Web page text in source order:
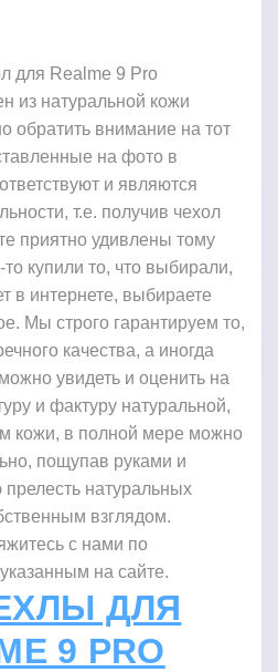
для Realme 9 Pro
из натуральной кожи
обратить внимание на тот
на фото в
и являются
т.е. получив чехол
приятно удивлены тому
купили то, что выбирали,
в интернете, выбираете
Мы строго гарантируем то,
качества, а иногда
увидеть и оценить на
и фактуру натуральной,
кожи, в полной мере можно
пощупав руками и
натуральных
взглядом.
с нами по
на сайте.
ДЛЯ
9 PRO